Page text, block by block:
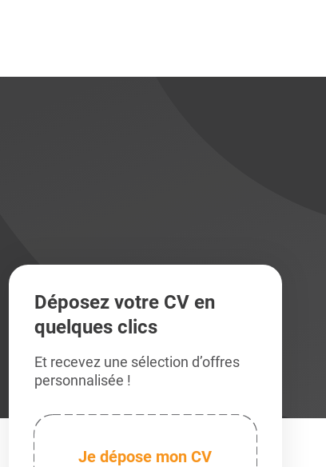
Déposez votre CV en
quelques clics
Et recevez une sélection d’offres
personnalisée !
Je dépose mon CV